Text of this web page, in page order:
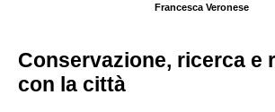
Francesca Veronese
Conservazione, ricerca e
con la città